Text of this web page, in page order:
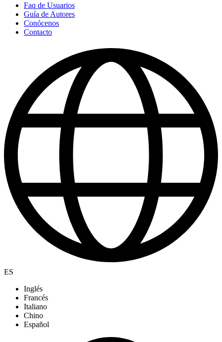
Faq de Usuarios
Guía de Autores
Conócenos
Contacto
ES
Inglés
Francés
Italiano
Chino
Español